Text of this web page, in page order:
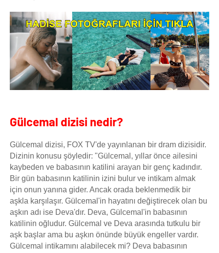
Gülcemal dizisi nedir?
Gülcemal dizisi, FOX TV'de yayınlanan bir dram dizisidir.
Dizinin konusu şöyledir: "Gülcemal, yıllar önce ailesini
kaybeden ve babasının katilini arayan bir genç kadındır.
Bir gün babasının katilinin izini bulur ve intikam almak
için onun yanına gider. Ancak orada beklenmedik bir
aşkla karşılaşır. Gülcemal'in hayatını değiştirecek olan bu
aşkın adı ise Deva'dır. Deva, Gülcemal'in babasının
katilinin oğludur. Gülcemal ve Deva arasında tutkulu bir
aşk başlar ama bu aşkın önünde büyük engeller vardır.
Gülcemal intikamını alabilecek mi? Deva babasının